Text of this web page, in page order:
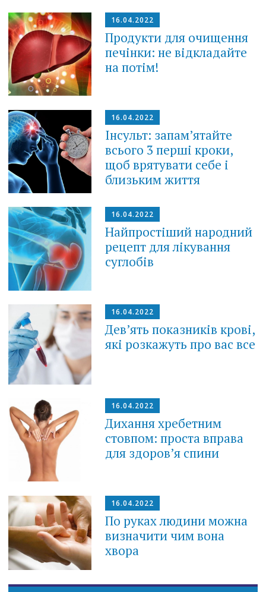
16.04.2022
Продукти для очищення
печінки: не відкладайте
на потім!
16.04.2022
Інсульт: запам’ятайте
всього 3 перші кроки,
щоб врятувати себе і
близьким життя
16.04.2022
Найпростіший народний
рецепт для лікування
суглобів
16.04.2022
Дев’ять показників крові,
які розкажуть про вас все
16.04.2022
Дихання хребетним
стовпом: проста вправа
для здоров’я спини
16.04.2022
По руках людини можна
визначити чим вона
хвора